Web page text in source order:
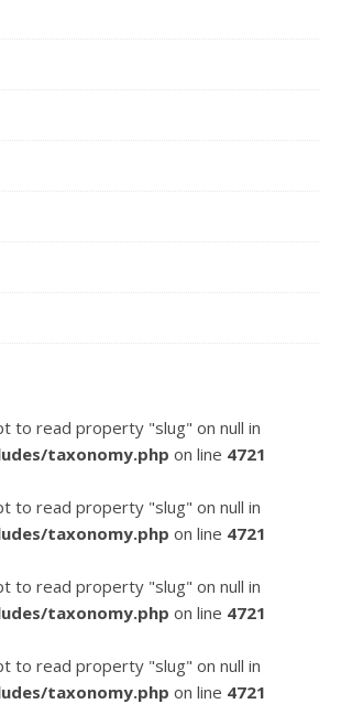
to read property "slug" on null in
taxonomy.php on line 4721
to read property "slug" on null in
taxonomy.php on line 4721
to read property "slug" on null in
taxonomy.php on line 4721
to read property "slug" on null in
taxonomy.php on line 4721